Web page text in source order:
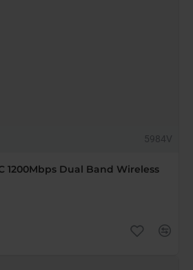
-31%
5984V
1200Mbps Dual Band Wireless